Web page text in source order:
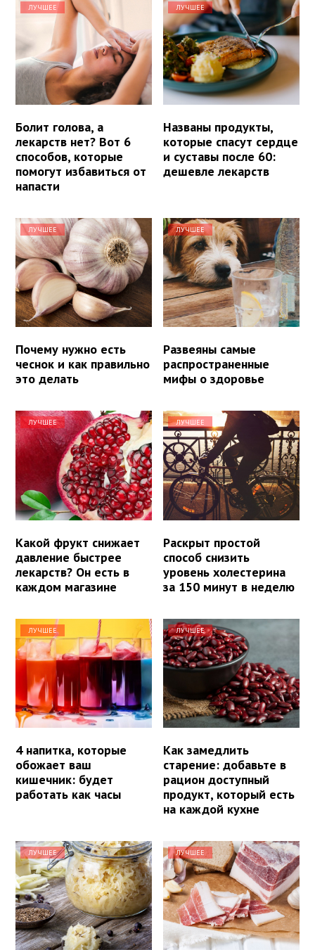
ЛУЧШЕЕ
Болит голова, а
лекарств нет? Вот 6
способов, которые
помогут избавиться от
напасти
ЛУЧШЕЕ
Названы продукты,
которые спасут сердце
и суставы после 60:
дешевле лекарств
ЛУЧШЕЕ
Почему нужно есть
чеснок и как правильно
это делать
ЛУЧШЕЕ
Развеяны самые
распространенные
мифы о здоровье
ЛУЧШЕЕ
Какой фрукт снижает
давление быстрее
лекарств? Он есть в
каждом магазине
ЛУЧШЕЕ
Раскрыт простой
способ снизить
уровень холестерина
за 150 минут в неделю
ЛУЧШЕЕ
4 напитка, которые
обожает ваш
кишечник: будет
работать как часы
ЛУЧШЕЕ
Как замедлить
старение: добавьте в
рацион доступный
продукт, который есть
на каждой кухне
ЛУЧШЕЕ ЛУЧШЕЕ